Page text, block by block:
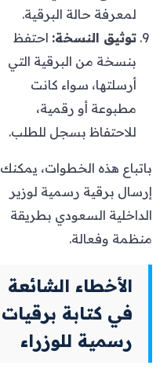
لمعرفة حالة البرقية.
توثيق النسخة: احتفظ
بنسخة من البرقية التي
أرسلتها، سواء كانت
مطبوعة أو رقمية،
للاحتفاظ بسجل للطلب.
باتباع هذه الخطوات، يمكنك
إرسال برقية رسمية لوزير
الداخلية السعودي بطريقة
منظمة وفعالة.
الأخطاء الشائعة
في كتابة برقيات
رسمية للوزراء